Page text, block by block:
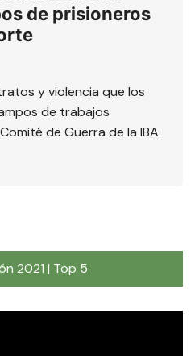
de prisioneros
y violencia que los
de trabajos
de Guerra de la IBA
2021 | Top 5